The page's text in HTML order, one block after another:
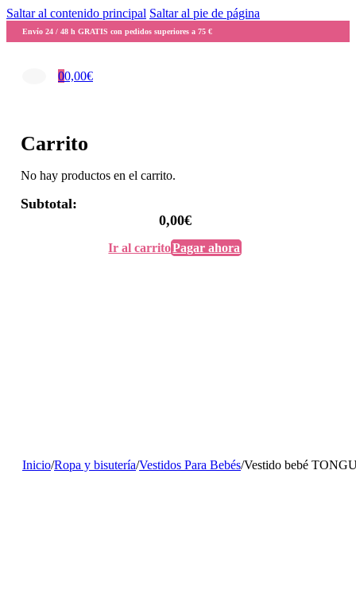
Saltar al contenido principal Saltar al pie de página
Envío 24 / 48 h GRATIS con pedidos superiores a 75 €
00,00€
Carrito
No hay productos en el carrito.
Subtotal:
0,00€
Ir al carritoPagar ahora
Inicio/Ropa y bisutería/Vestidos Para Bebés/Vestido bebé